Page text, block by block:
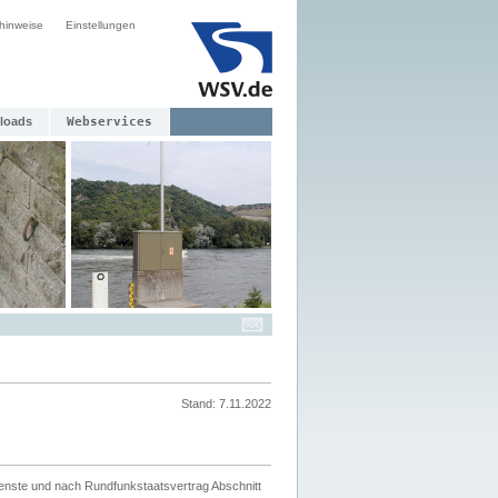
Einstellungen
Webservices
Stand: 7.11.2022
und nach Rundfunkstaatsvertrag Abschnitt